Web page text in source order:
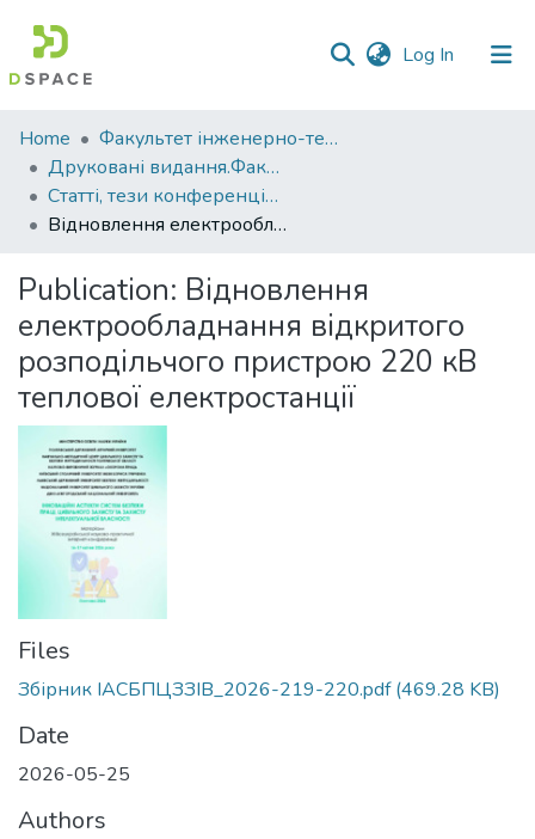
Log In (current)
Communities
&
Collections
All of DSpace
Statistics
Home
Факультет інженерно-технологічний
Друковані видання.Факультет інженерно-технологічний
Статті, тези конференцій. Факультет інженерно-технологічний
Відновлення електрообладнання відкритого розподільчого пристрою 220 кВ теплової електростанції
Publication: Відновлення
електрообладнання відкритого
розподільчого пристрою 220 кВ
теплової електростанції
Files
Збірник ІАСБПЦЗЗІВ_2026-219-220.pdf(469.28 KB)
Date
2026-05-25
Authors